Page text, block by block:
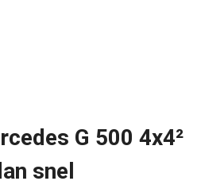
G 500 4x4²
snel